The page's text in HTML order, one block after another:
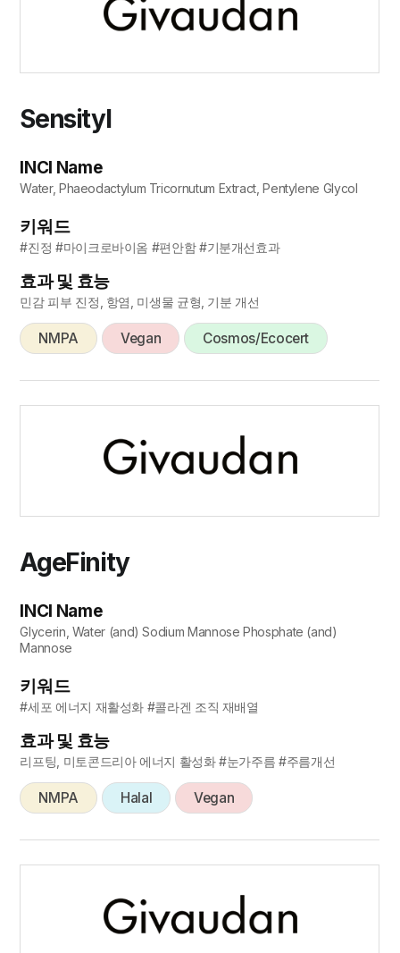
Sensityl
INCI Name
Water, Phaeodactylum Tricornutum Extract, Pentylene Glycol
키워드
#진정 #마이크로바이옴 #편안함 #기분개선효과
효과 및 효능
민감 피부 진정, 항염, 미생물 균형, 기분 개선
NMPA Vegan Cosmos/Ecocert
AgeFinity
INCI Name
Glycerin, Water (and) Sodium Mannose Phosphate (and)
Mannose
키워드
#세포 에너지 재활성화 #콜라겐 조직 재배열
효과 및 효능
리프팅, 미토콘드리아 에너지 활성화 #눈가주름 #주름개선
NMPA Halal Vegan